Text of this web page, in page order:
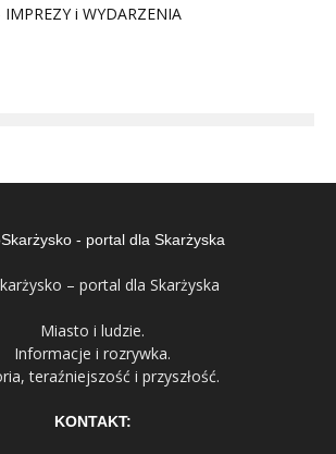
i WYDARZENIA
– portal dla Skarżyska
Miasto i ludzie.
Informacje i rozrywka.
teraźniejszość i przyszłość.
KONTAKT: